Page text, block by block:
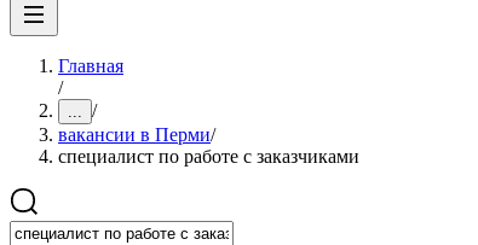
Главная
/
... /
вакансии в Перми/
специалист по работе с заказчиками